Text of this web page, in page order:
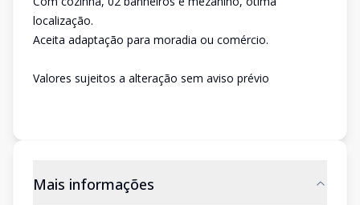
localização.
Aceita adaptação para moradia ou comércio.
Valores sujeitos a alteração sem aviso prévio
Mais informações